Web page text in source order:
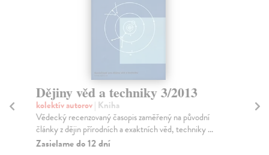
Dějiny věd a techniky 3/2013
kolektív autorov| Kniha
Vědecký recenzovaný časopis zaměřený na původní
články z dějin přírodních a exaktních věd, techniky ...
Zasielame do 12 dní